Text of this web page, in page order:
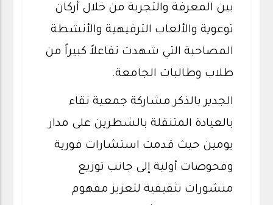
بين المعرفة والتجربة من خلال أركان
توعوية والألعاب الترفيهية والأنشطة
المصاحبة التي شهدت تفاعلاً كبيراً من
طلاب وطالبات الجامعة.
الجدير بالذكر مشاركة جمعية نقاء
بالعيادة المتنقلة بالشطرين على مدار
يومين حيث قدمت استشارات فورية
وفحوصات أولية إلى جانب توزيع
منشورات تثقيفية لتعزيز مفهوم